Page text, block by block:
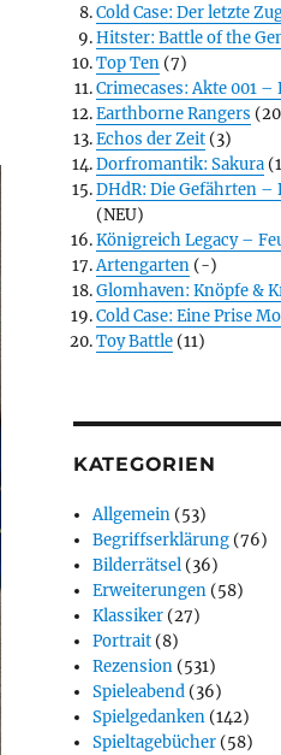
Cold Case: Der letzte
Hitster: Battle of the
Top Ten (7)
Crimecases: Akte 001
Earthborne Rangers
Echos der Zeit (3)
Dorfromantik: Sakura
DHdR: Die Gefährten –
(NEU)
Königreich Legacy –
Artengarten (-)
Glomhaven: Knöpfe &
Cold Case: Eine Prise
Toy Battle (11)
KATEGORIEN
Allgemein (53)
Begriffserklärung (76)
Bilderrätsel (36)
Erweiterungen (58)
Klassiker (27)
Portrait (8)
Rezension (531)
Spieleabend (36)
Spielgedanken (142)
Spieltagebücher (58)